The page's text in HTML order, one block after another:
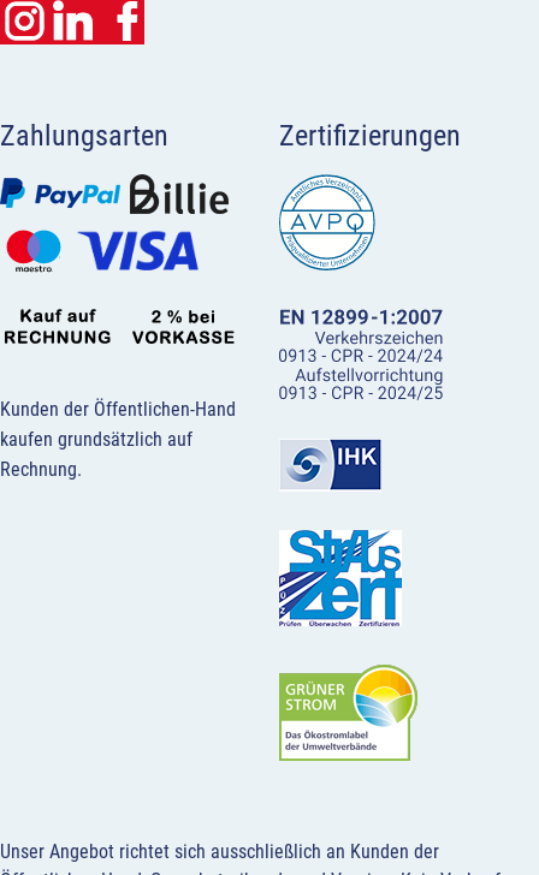
Zahlungsarten
Kunden der Öffentlichen-Hand
kaufen grundsätzlich auf
Rechnung.
Zertifizierungen
Unser Angebot richtet sich ausschließlich an Kunden der